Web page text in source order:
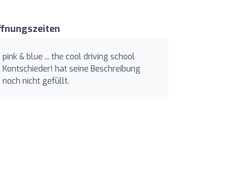
pink & blue ... the cool driving school
Kontschieder! hat seine Beschreibung
noch nicht gefüllt.